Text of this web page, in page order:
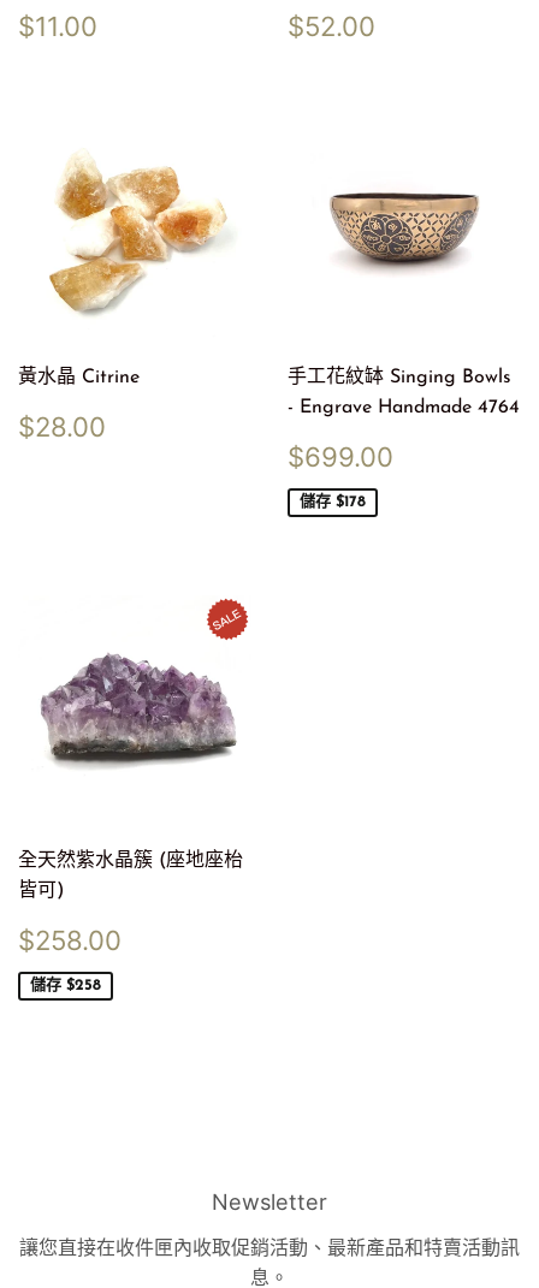
定
價
$11.00 定
價
$52.00
黃水晶 Citrine
定
價
$28.00
手工花紋缽 Singing Bowls
- Engrave Handmade 4764
售
價
$699.00
儲存 $178
全天然紫水晶簇 (座地座枱
皆可)
售
價
$258.00
儲存 $258
Newsletter
讓您直接在收件匣內收取促銷活動、最新產品和特賣活動訊
息。